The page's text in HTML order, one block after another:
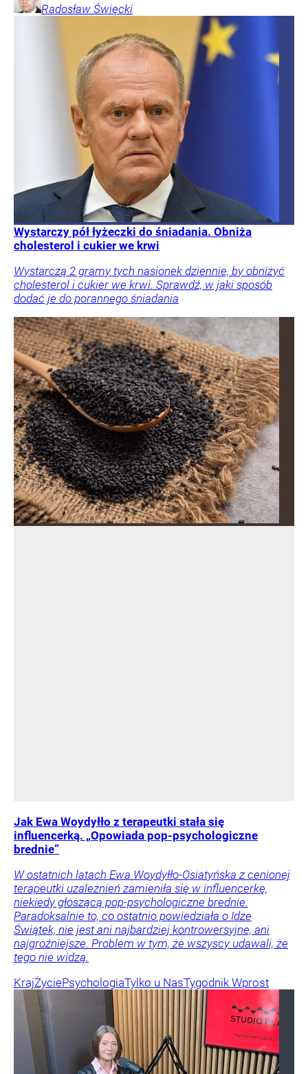
Radosław Święcki
Wystarczy pół łyżeczki do śniadania. Obniża
cholesterol i cukier we krwi
Wystarczą 2 gramy tych nasionek dziennie, by obniżyć
cholesterol i cukier we krwi. Sprawdź, w jaki sposób
dodać je do porannego śniadania
Jak Ewa Woydyłło z terapeutki stała się
influencerką. „Opowiada pop-psychologiczne
brednie”
W ostatnich latach Ewa Woydyłło-Osiatyńska z cenionej
terapeutki uzależnień zamieniła się w influencerkę,
niekiedy głoszącą pop-psychologiczne brednie.
Paradoksalnie to, co ostatnio powiedziała o Idze
Świątek, nie jest ani najbardziej kontrowersyjne, ani
najgroźniejsze. Problem w tym, że wszyscy udawali, że
tego nie widzą.
KrajŻyciePsychologiaTylko u NasTygodnik Wprost